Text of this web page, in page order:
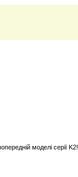
моделі серії K2!